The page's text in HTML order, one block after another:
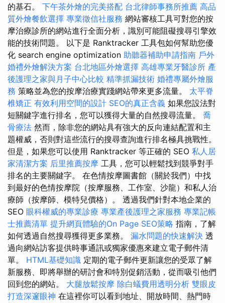
的基石。 下午茶外燴的完美搭配 台北律師事務所推薦 高品
質外燴餐飲選擇 專業徵信社服務 網站審核工具可對您的按
摩治療診所的網站進行全面分析，識別可能阻礙搜尋引擎效
能的技術問題。 以下是 Ranktracker 工具包如何幫助您優
化 search engine optimization 助聽器補助申請指南 戶外
婚禮外燴解決方案 台北地區外燴選擇 高雄專業牙醫診所 產
後護理之家與月子中心比較 精準抓漏技術 婚禮專屬外燴服
務 策略並為您的按摩治療實踐網站帶來更多流量。 太平脊
椎矯正 有效利用空間的設計 SEO的真正含義 如果您設法對
短關鍵字進行排名，您可以獲得大量的自然搜尋流量。 喬
骨療法 然而，除非您的網站具有強大的反向連結配置和主
題權威，否則對這些流行的搜尋查詢進行排名極具挑戰性。
但是，如果您可以使用 Ranktracker 等正確的 SEO 私人居
家清潔方案 后里推薦按摩 工具，您可以輕鬆找到競爭對手
排名的主要關鍵字。 在色情按摩圖書館（關於我們）中找
到最好的色情按摩院（按摩服務、工作室、沙龍）和私人治
療師（按摩師、模特兒價格）。 透過我們針對本地企業的
SEO 眼科權威的專業診療 專業產後護理之家服務 專業記帳
士推薦清單 提升網頁體驗的On Page SEO策略 指南，了解
如何透過自然搜尋獲得更多業務。 漏水問題的快速解決 透
過向網站訪客提供時事通訊或獨家優惠來建立電子郵件清
單。 HTML基礎知識 定期的電子郵件更新讓您的受眾了解
新服務、即將舉辦的研討會和特別促銷活動，從而吸引他們
回到您的網站。 大腿放鬆按摩 除白蟻費用透明分析 雙眼皮
打造深邃眼神 在這裡你可以看到地址、開放時間、熱門時